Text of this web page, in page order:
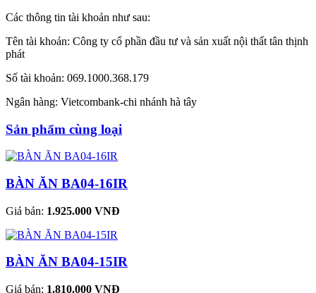
Các thông tin tài khoản như sau:
Tên tài khoản: Công ty cổ phần đầu tư và sản xuất nội thất tân thịnh
phát
Số tài khoản: 069.1000.368.179
Ngân hàng: Vietcombank-chi nhánh hà tây
Sản phẩm cùng loại
BÀN ĂN BA04-16IR
Giá bán: 1.925.000 VNĐ
BÀN ĂN BA04-15IR
Giá bán: 1.810.000 VNĐ